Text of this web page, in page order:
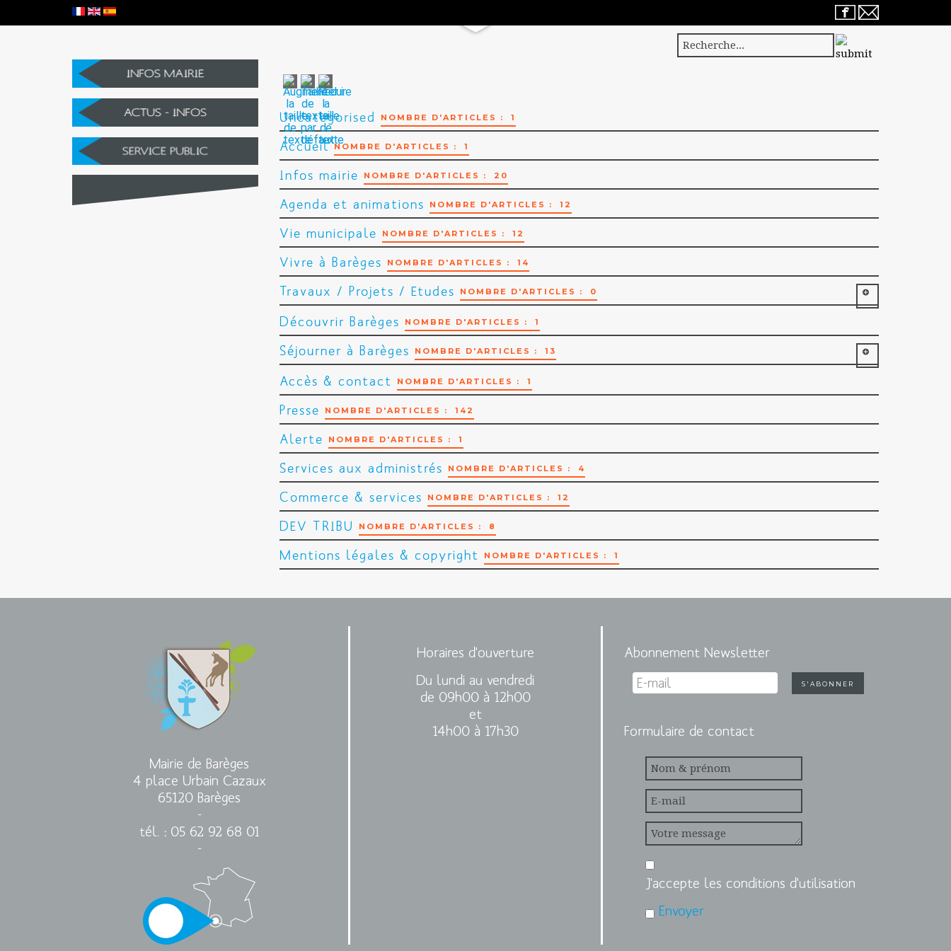
Vie municipale Vivre à Barèges Travaux / Projets / Etudes / AMI
Uncategorised NOMBRE D'ARTICLES : 1
Accueil NOMBRE D'ARTICLES : 1
Infos mairie NOMBRE D'ARTICLES : 20
Agenda et animations NOMBRE D'ARTICLES : 12
Vie municipale NOMBRE D'ARTICLES : 12
Vivre à Barèges NOMBRE D'ARTICLES : 14
Travaux / Projets / Etudes NOMBRE D'ARTICLES : 0
Travaux NOMBRE D'ARTICLES : 3
Projets NOMBRE D'ARTICLES : 5
Etudes NOMBRE D'ARTICLES : 1
Découvrir Barèges NOMBRE D'ARTICLES : 1
Séjourner à Barèges NOMBRE D'ARTICLES : 13
Hébergements NOMBRE D'ARTICLES : 3
Accès & contact NOMBRE D'ARTICLES : 1
Presse NOMBRE D'ARTICLES : 142
Alerte NOMBRE D'ARTICLES : 1
Services aux administrés NOMBRE D'ARTICLES : 4
Commerce & services NOMBRE D'ARTICLES : 12
DEV TRIBU NOMBRE D'ARTICLES : 8
Mentions légales & copyright NOMBRE D'ARTICLES : 1
Mairie de Barèges
4 place Urbain Cazaux
65120 Barèges
-
tél. : 05 62 92 68 01
-
Horaires d'ouverture
Du lundi au vendredi
de 09h00 à 12h00
et
14h00 à 17h30
Abonnement Newsletter
Formulaire de contact
J'accepte les conditions d'utilisation
Envoyer